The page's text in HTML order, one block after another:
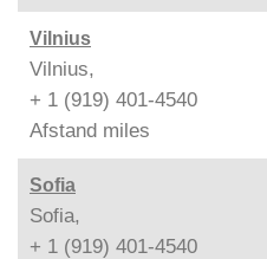
Vilnius
Vilnius,
+ 1 (919) 401-4540
Afstand miles
Sofia
Sofia,
+ 1 (919) 401-4540